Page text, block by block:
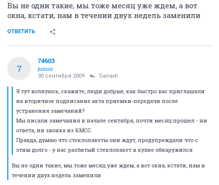
Вы не одни такие, мы тоже месяц уже ждем, а вот
окна, кстати, нам в течении двух недель заменили
ОТВЕТИТЬ
7
74603
junior
30 сентября 2009 Sanadi
Я тут волнуюсь, скажите, люди добрые, как быстро вас приглашали
на вторичное подписание акта приемки-передачи после
устранения замечаний?
Мы писали замечания в начале сентября, почти месяц прошел - ни
ответа, ни звонка из КМСС.
Правда, думаю что стеклопакеты они ждут, предупреждали что с
этим долго - у нас разбитый стеклопакет в кухне обнаружился
Вы не одни такие, мы тоже месяц уже ждем, а вот окна, кстати, нам в
течении двух недель заменили